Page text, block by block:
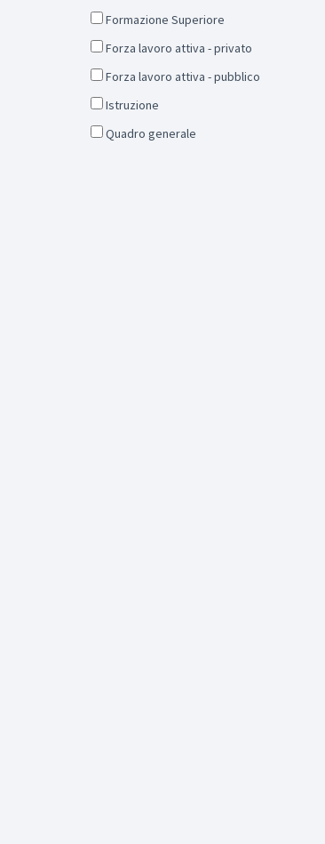
Formazione Superiore
Forza lavoro attiva - privato
Forza lavoro attiva - pubblico
Istruzione
Quadro generale